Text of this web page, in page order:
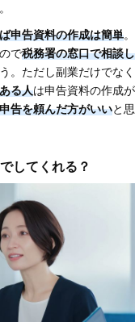
申告資料の作成は簡単。
で税務署の窓口で相談し
。ただし副業だけでなく
る人は申告資料の作成が
告を頼んだ方がいいと思
してくれる？